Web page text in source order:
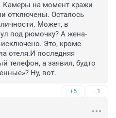
Камеры на момент кражи
отключены. Осталось
Может, в
под рюмочку? А жена-
Это, кроме
отеля.И последняя
телефон, а заявил, будто
Ну, вот.
+5 –1